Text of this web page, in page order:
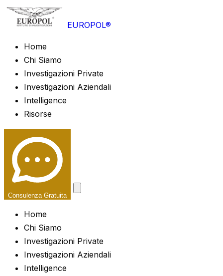
EUROPOL®
Home
Chi Siamo
Investigazioni Private
Investigazioni Aziendali
Intelligence
Risorse
Consulenza Gratuita
Home
Chi Siamo
Investigazioni Private
Investigazioni Aziendali
Intelligence